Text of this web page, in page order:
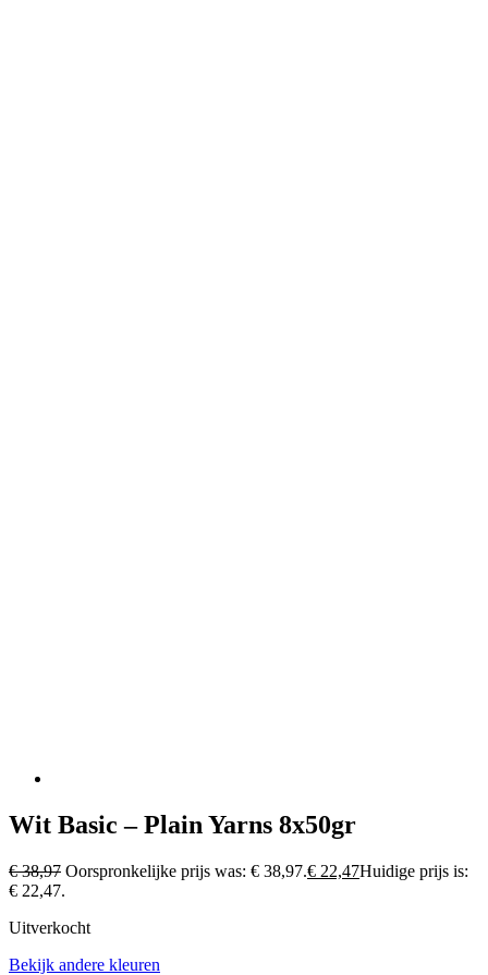
Wit Basic – Plain Yarns 8x50gr
€38,97 Oorspronkelijke prijs was: € 38,97.€ 22,47Huidige prijs is:
€ 22,47.
Uitverkocht
Bekijk andere kleuren